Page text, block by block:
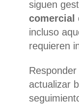
siguen
comercial
incluso
requieren
actualizar